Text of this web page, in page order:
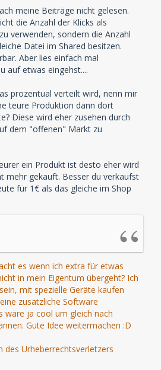
meine Beiträge nicht gelesen.
die Anzahl der Klicks als
verwenden, sondern die Anzahl
Datei im Shared besitzen.
Aber lies einfach mal
auf etwas eingehst....
prozentual verteilt wird, nenn mir
teure Produktion dann dort
Diese wird eher zusehen durch
dem "offenen" Markt zu
ein Produkt ist desto eher wird
mehr gekauft. Besser du verkaufst
für 1€ als das gleiche im Shop
es wenn ich extra für etwas
in mein Eigentum übergeht? Ich
mit spezielle Geräte kaufen
zusätzliche Software
wäre ja cool um gleich nach
Gute Idee weitermachen :D
des Urheberrechtsverletzers